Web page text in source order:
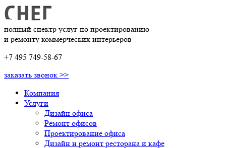
полный спектр услуг по проектированию
и ремонту коммерческих интерьеров
+7 495 749-58-67
заказать звонок >>
Компания
Услуги
Дизайн офиса
Ремонт офисов
Проектирование офиса
Дизайн и ремонт ресторана и кафе